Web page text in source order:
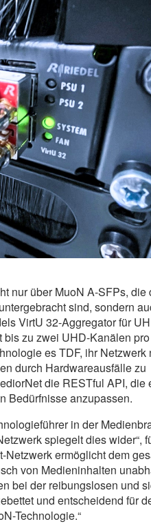
nur über MuoN A-SFPs, die
sind, sondern
VirtU 32-Aggregator für
zu zwei UHD-Kanälen
es TDF, ihr Netzwerk
durch Hardwareausfälle zu
die RESTful API, die
Bedürfnisse anzupassen.
in der
spiegelt dies wider“,
ermöglicht dem
von Medieninhalten
bei der reibungslosen und
und entscheidend für
Technologie.“